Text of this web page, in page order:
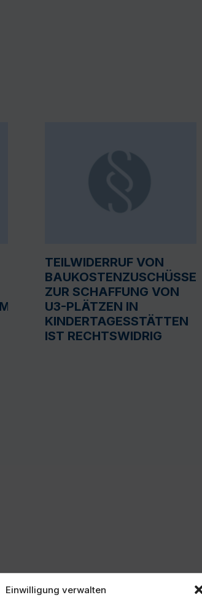
Einwilligung verwalten
TEILWIDERRUF VON
BAUKOSTENZUSCHÜSSEN
ZUR SCHAFFUNG VON
U3-PLÄTZEN IN
KINDERTAGESSTÄTTEN
IST RECHTSWIDRIG